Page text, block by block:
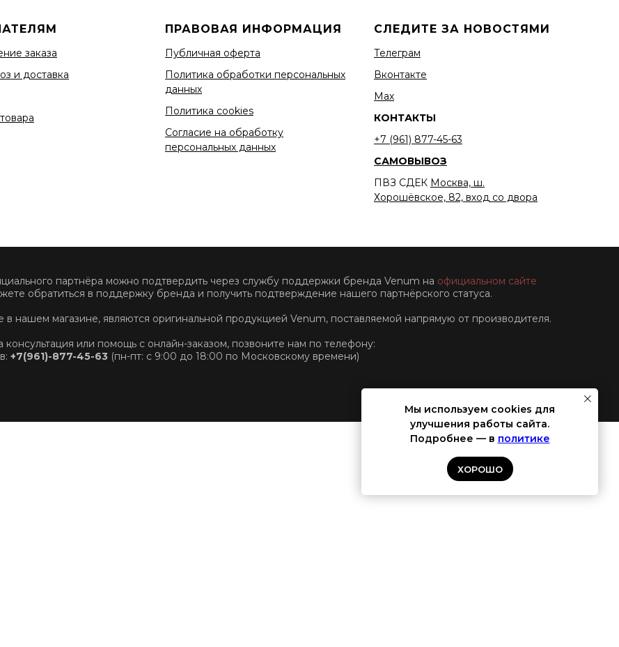
заказа
и доставка
ПРАВОВАЯ ИНФОРМАЦИЯ
Публичная оферта
Политика обработки персональных
данных
Политика cookies
Согласие на обработку
персональных данных
СЛЕДИТЕ ЗА НОВОСТЯМИ
Телеграм
Вконтакте
Мах
КОНТАКТЫ
+7 (961) 877-45-63
САМОВЫВОЗ
ПВЗ СДЕК Москва, ш.
Хорошёвское, 82, вход со двора
партнёра можно подтвердить через службу поддержки бренда Venum на официальном сайте
обратиться в поддержку бренда и получить подтверждение нашего партнёрского статуса.
нашем магазине, являются оригинальной продукцией Venum, поставляемой напрямую от производителя.
консультация или помощь с онлайн-заказом, позвоните нам по телефону:
+7(961)-877-45-63 (пн-пт: с 9:00 до 18:00 по Московскому времени)
Мы используем cookies для
улучшения работы сайта.
Подробнее — в политике
ХОРОШО